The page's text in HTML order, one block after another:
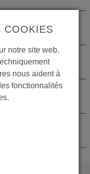
COOKIES
notre site web.
nous aident à
fonctionnalités